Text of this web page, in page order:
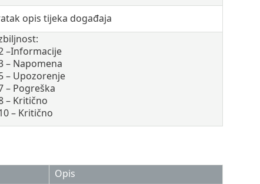
opis tijeka događaja
–Informacije
– Napomena
– Upozorenje
– Pogreška
– Kritično
– Kritično
Opis